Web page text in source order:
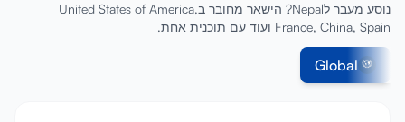
נוסע מעבר לNepal? הישאר מחובר בUnited States of America,
France, China, Spain ועוד עם תוכנית אחת.
Global